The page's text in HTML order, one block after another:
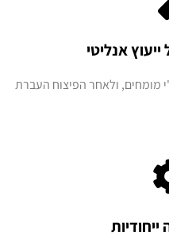
אנליטי
מומחים, ולאחר הפיצוח העברת